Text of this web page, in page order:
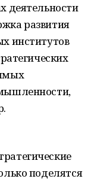
деятельности
развития
институтов
поделятся